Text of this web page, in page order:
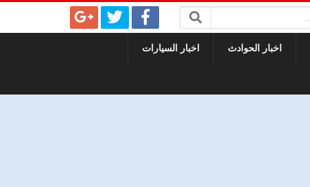
اخبار الحوادث اخبار السيارات